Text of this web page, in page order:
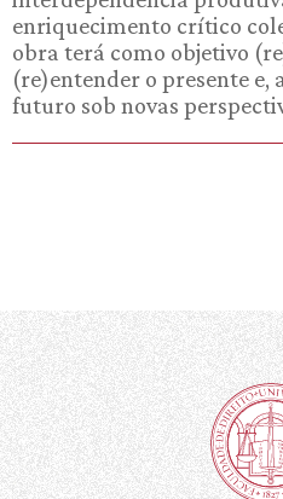
enriquecimento crítico
obra terá como objetivo
(re)entender o presente e,
futuro sob novas